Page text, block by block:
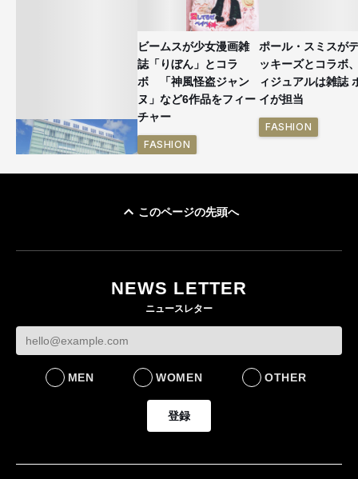
ビームスが少女漫画雑
誌「りぼん」とコラ
ボ 「神風怪盗ジャン
ヌ」など6作品をフィー
チャー
FASHION
ポール・スミスが
ッキーズとコラボ
ィジュアルは雑誌
イが担当
FASHION
このページの先頭へ
NEWS LETTER
ニュースレター
MEN WOMEN OTHER
登録